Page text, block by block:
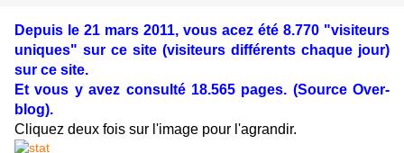
Depuis le 21 mars 2011, vous acez été 8.770 "visiteurs
uniques" sur ce site (visiteurs différents chaque jour)
sur ce site.
Et vous y avez consulté 18.565 pages. (Source Over-
blog).
Cliquez deux fois sur l'image pour l'agrandir.